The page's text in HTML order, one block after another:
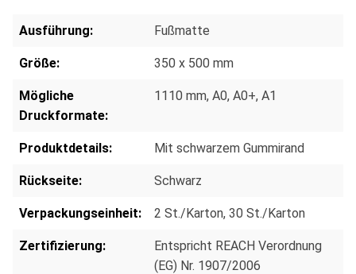
Ausführung: Fußmatte
Größe: 350 x 500 mm
Mögliche
Druckformate:
1110 mm, A0, A0+, A1
Produktdetails: Mit schwarzem Gummirand
Rückseite: Schwarz
Verpackungseinheit: 2 St./Karton, 30 St./Karton
Zertifizierung:
Entspricht REACH Verordnung
(EG) Nr. 1907/2006